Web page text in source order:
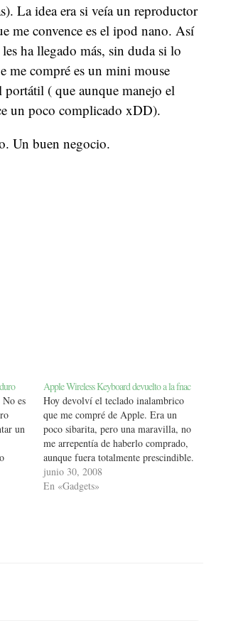
La idea era si veía un reproductor
me convence es el ipod nano. Así
ha llegado más, sin duda si lo
me compré es un mini mouse
( que aunque manejo el
un poco complicado xDD).
Un buen negocio.
es
un
y
Apple Wireless Keyboard devuelto a la fnac
Hoy devolví el teclado inalambrico
que me compré de Apple. Era un
poco sibarita, pero una maravilla, no
me arrepentía de haberlo comprado,
aunque fuera totalmente prescindible.
Pero los hechos han precipitado que
lo devuelva: no me funcionaban las
junio 30, 2008
En «Gadgets»